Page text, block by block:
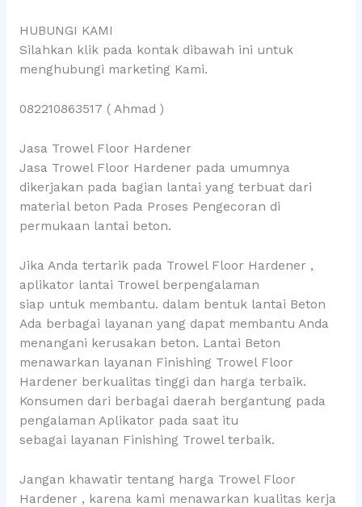
HUBUNGI KAMI
Silahkan klik pada kontak dibawah ini untuk
menghubungi marketing Kami.
082210863517 ( Ahmad )
Jasa Trowel Floor Hardener
Jasa Trowel Floor Hardener pada umumnya
dikerjakan pada bagian lantai yang terbuat dari
material beton Pada Proses Pengecoran di
permukaan lantai beton.
Jika Anda tertarik pada Trowel Floor Hardener ,
aplikator lantai Trowel berpengalaman
siap untuk membantu. dalam bentuk lantai Beton
Ada berbagai layanan yang dapat membantu Anda
menangani kerusakan beton. Lantai Beton
menawarkan layanan Finishing Trowel Floor
Hardener berkualitas tinggi dan harga terbaik.
Konsumen dari berbagai daerah bergantung pada
pengalaman Aplikator pada saat itu
sebagai layanan Finishing Trowel terbaik.
Jangan khawatir tentang harga Trowel Floor
Hardener , karena kami menawarkan kualitas kerja